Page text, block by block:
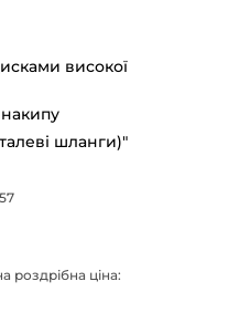
високої
шланги)"
роздрібна ціна: